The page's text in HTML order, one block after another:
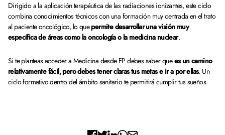
Dirigido a la aplicación terapéutica de las radiaciones ionizantes, este ciclo
combina conocimientos técnicos con una formación muy centrada en el trato
al paciente oncológico, lo quepermite desarrollar una visión muy
específica de áreas como la oncología o la medicina nuclear.
Si te planteas acceder a Medicina desde FP debes saber quees un camino
relativamente fácil, pero debes tener claras tus metas e ir a por ellas. Un
ciclo formativo dentro del ámbito sanitario te permitirá cumplir tus sueños.